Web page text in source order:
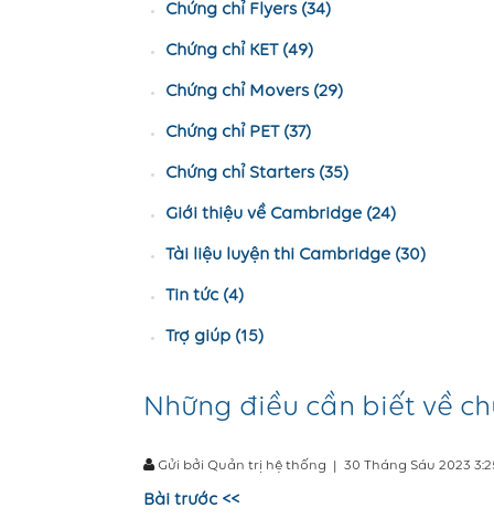
Chứng chỉ Flyers (34)
Chứng chỉ KET (49)
Chứng chỉ Movers (29)
Chứng chỉ PET (37)
Chứng chỉ Starters (35)
Giới thiệu về Cambridge (24)
Tài liệu luyện thi Cambridge (30)
Tin tức (4)
Trợ giúp (15)
Những điều cần biết về
Gửi bởi Quản trị hệ thống | 30 Tháng Sáu 2023
Bài trước <<